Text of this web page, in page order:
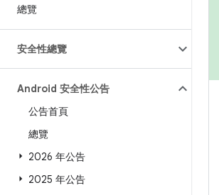
總覽
安全性總覽
Android 安全性公告
公告首頁
總覽
2026 年公告
2025 年公告